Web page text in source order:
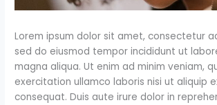
Lorem ipsum dolor sit amet, consectetur
sed do eiusmod tempor incididunt ut
magna aliqua. Ut enim ad minim veniam,
exercitation ullamco laboris nisi ut aliquip
consequat. Duis aute irure dolor in